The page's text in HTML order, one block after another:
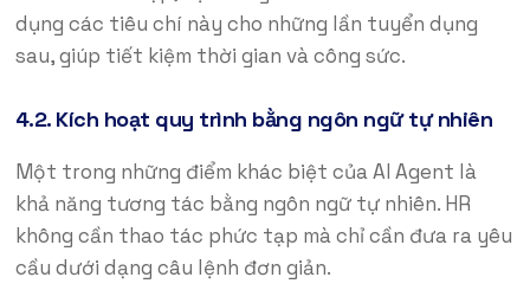
dụng các tiêu chí này cho những lần tuyển dụng
sau, giúp tiết kiệm thời gian và công sức.
4.2. Kích hoạt quy trình bằng ngôn ngữ tự nhiên
Một trong những điểm khác biệt của AI Agent là
khả năng tương tác bằng ngôn ngữ tự nhiên. HR
không cần thao tác phức tạp mà chỉ cần đưa ra yêu
cầu dưới dạng câu lệnh đơn giản.